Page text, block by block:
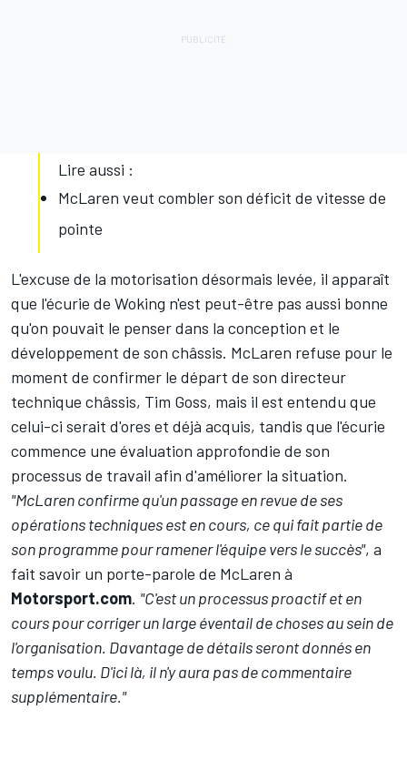
Lire aussi :
McLaren veut combler son déficit de vitesse de
pointe
L'excuse de la motorisation désormais levée, il apparaît
que l'écurie de Woking n'est peut-être pas aussi bonne
qu'on pouvait le penser dans la conception et le
développement de son châssis. McLaren refuse pour le
moment de confirmer le départ de son directeur
technique châssis, Tim Goss, mais il est entendu que
celui-ci serait d'ores et déjà acquis, tandis que l'écurie
commence une évaluation approfondie de son
processus de travail afin d'améliorer la situation.
"McLaren confirme qu'un passage en revue de ses
opérations techniques est en cours, ce qui fait partie de
son programme pour ramener l'équipe vers le succès", a
fait savoir un porte-parole de McLaren à
Motorsport.com. "C'est un processus proactif et en
cours pour corriger un large éventail de choses au sein de
l'organisation. Davantage de détails seront donnés en
temps voulu. D'ici là, il n'y aura pas de commentaire
supplémentaire."